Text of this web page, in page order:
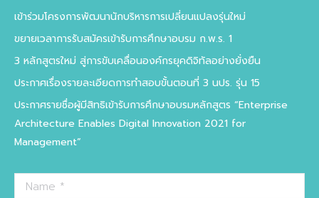
new
window
new
window
new
window
new
window
เข้าร่วมโครงการพัฒนานักบริหารการเปลี่ยนแปลงรุ่นใหม่
ขยายเวลาการรับสมัครเข้ารับการศึกษาอบรม ก.พ.ร. 1
3 หลักสูตรใหม่ สู่การขับเคลื่อนองค์กรยุคดิจิทัลอย่างยั่งยืน
ประกาศเรื่องรายละเอียดการทำสอบขั้นตอนที่ 3 นปร. รุ่น 15
ประกาศรายชื่อผู้มีสิทธิเข้ารับการศึกษาอบรมหลักสูตร “Enterprise
Architecture Enables Digital Innovation 2021 for
Management”
Name *